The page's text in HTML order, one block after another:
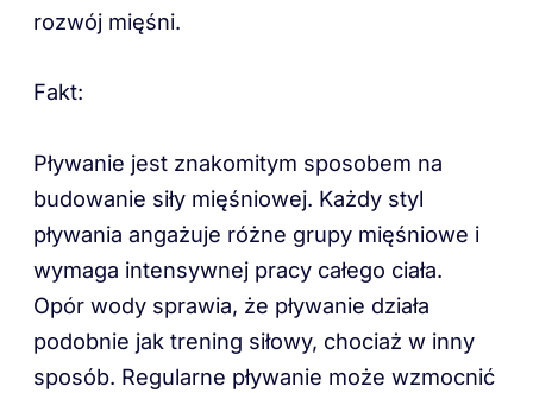
rozwój mięśni.
Fakt:
Pływanie jest znakomitym sposobem na
budowanie siły mięśniowej. Każdy styl
pływania angażuje różne grupy mięśniowe i
wymaga intensywnej pracy całego ciała.
Opór wody sprawia, że pływanie działa
podobnie jak trening siłowy, chociaż w inny
sposób. Regularne pływanie może wzmocnić